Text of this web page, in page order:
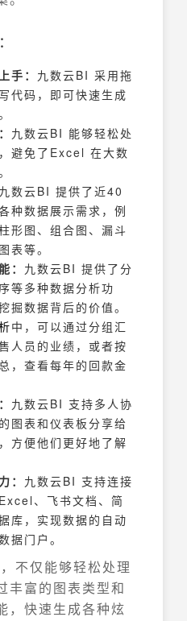
手： 九数云BI 采用拖
代码，即可快速生成
九数云BI 能够轻松处
避免了Excel 在大数
九数云BI 提供了近40
种数据展示需求，例
形图、组合图、漏斗
表等。
： 九数云BI 提供了分
等多种数据分析功
掘数据背后的价值。
中，可以通过分组汇
人员的业绩，或者按
，查看每年的回款金
九数云BI 支持多人协
图表和仪表板分享给
方便他们更好地了解
： 九数云BI 支持连接
、飞书文档、简
库，实现数据的自动
据门户。
不仅能够轻松处理
丰富的图表类型和
，快速生成各种炫